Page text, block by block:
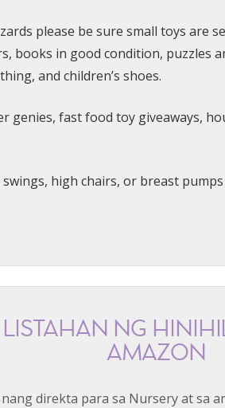
please be sure small toys are
books in good condition, puzzles
and children’s shoes.
fast food toy giveaways,
high chairs, or breast
LISTAHAN NG
AMAZON
direkta para sa Nursery at sa